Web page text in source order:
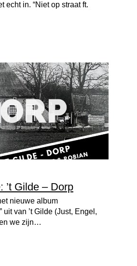
echt in. “Niet op straat ft.
’t Gilde – Dorp
nieuwe album
uit van ’t Gilde (Just, Engel,
we zijn…